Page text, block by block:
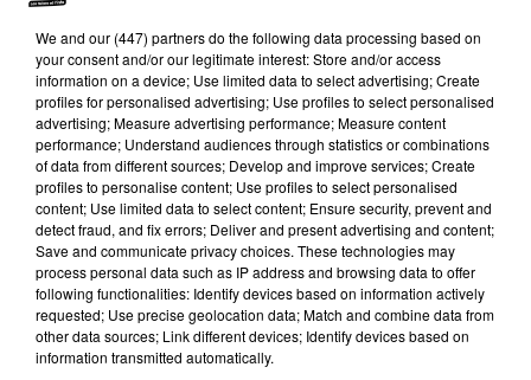
Lecture (6 min 3 sec)
La voyance en direct sur 100%
We and our (447) partnersdo the following data processing based on
your consent and/or our legitimate interest: Store and/or access
information on a device; Use limited data to select advertising; Create
profiles for personalised advertising; Use profiles to select personalised
advertising; Measure advertising performance; Measure content
performance; Understand audiences through statistics or combinations
of data from different sources; Develop and improve services; Create
profiles to personalise content; Use profiles to select personalised
content; Use limited data to select content; Ensure security, prevent and
detect fraud, and fix errors; Deliver and present advertising and content;
Save and communicate privacy choices. These technologies may
process personal data such as IP address and browsing data to offer
following functionalities: Identify devices based on information actively
requested; Use precise geolocation data; Match and combine data from
other data sources; Link different devices; Identify devices based on
information transmitted automatically.